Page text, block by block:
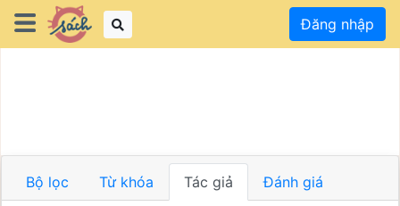
Đăng nhập
Bộ lọc Từ khóa Tác giả Đánh giá